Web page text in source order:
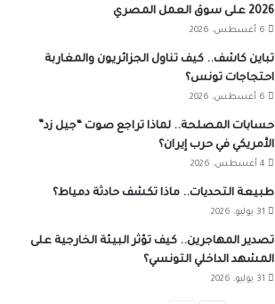
2026 على سوق العمل المصري
6 أغسطس، 2026
تباين كاشف.. كيف تناول الجزائريون والمغاربة
احتجاجات تونس؟
6 أغسطس، 2026
حسابات المصلحة.. لماذا تراجع صوت “جيل زد”
الأمريكي في حرب إيران؟
4 أغسطس، 2026
طبيعة التحديات.. ماذا تكشف حادثة دمياط؟
31 يوليو، 2026
تصدير المهاجرين.. كيف تؤثر البيئة الخارجية على
المشهد الداخلي التونسي؟
31 يوليو، 2026